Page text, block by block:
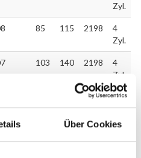
Über Cookies
Zyl.
85 115 2198
4
Zyl.
103 140 2198
4
Zyl.
2198
4
Zyl.
85 115 2198
4